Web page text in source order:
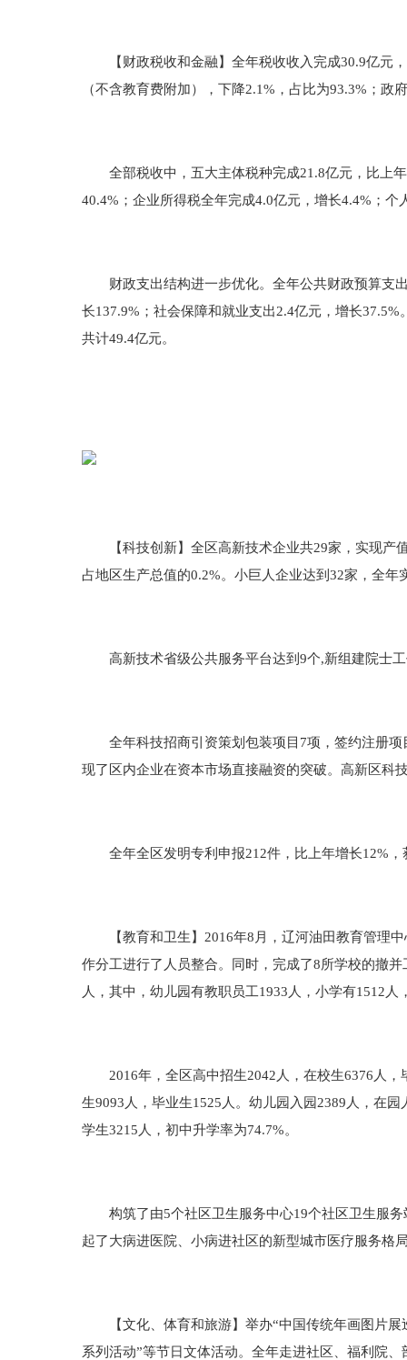
【财政税收和金融】全年税收收入完成30.9亿元，
（不含教育费附加），下降2.1%，占比为93.3%；
全部税收中，五大主体税种完成21.8亿元，比上年
40.4%；企业所得税全年完成4.0亿元，增长4.4%；
财政支出结构进一步优化。全年公共财政预算支出
长137.9%；社会保障和就业支出2.4亿元，增长
共计49.4亿元。
【科技创新】全区高新技术企业共29家，实现产值
占地区生产总值的0.2%。小巨人企业达到32家，全年
高新技术省级公共服务平台达到9个,新组建院士工
全年科技招商引资策划包装项目7项，签约注册项
现了区内企业在资本市场直接融资的突破。高新区科
全年全区发明专利申报212件，比上年增长12%，
【教育和卫生】2016年8月，辽河油田教育管理中
作分工进行了人员整合。同时，完成了8所学校的撤
人，其中，幼儿园有教职员工1933人，小学有1512人
2016年，全区高中招生2042人，在校生6376人，
生9093人，毕业生1525人。幼儿园入园2389人，在
学生3215人，初中升学率为74.7%。
构筑了由5个社区卫生服务中心19个社区卫生服务
起了大病进医院、小病进社区的新型城市医疗服务格
【文化、体育和旅游】举办“中国传统年画图片展
系列活动”等节日文体活动。全年走进社区、福利院